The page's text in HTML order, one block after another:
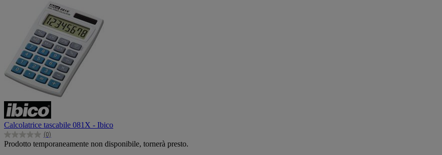
Calcolatrice tascabile 081X - Ibico
(0)
0.0
su
Prodotto temporaneamente non disponibile, tornerà presto.